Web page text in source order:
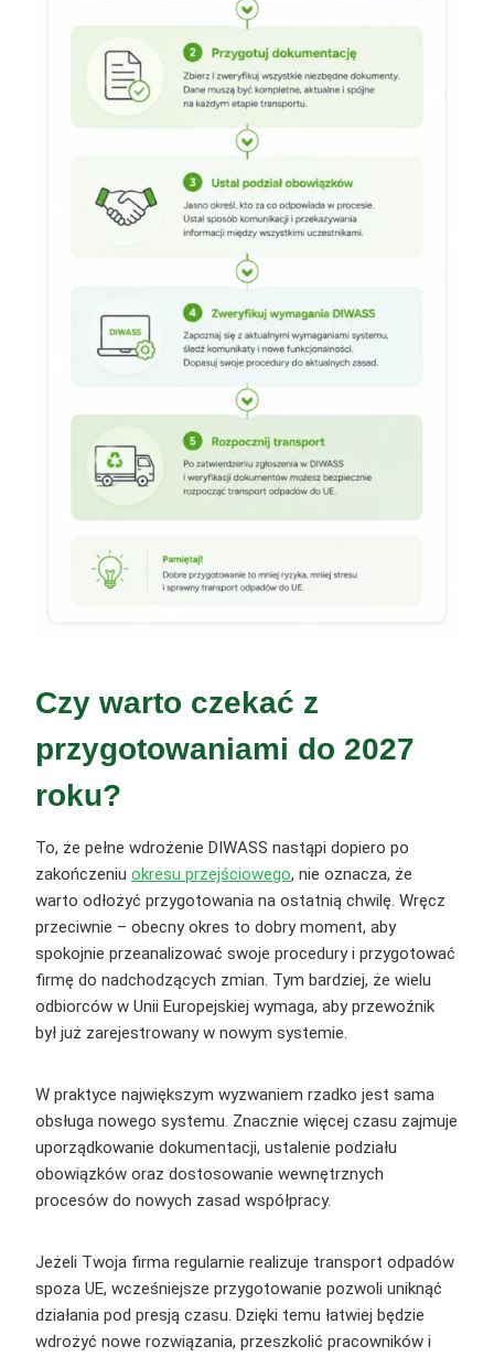
Czy warto czekać z
przygotowaniami do 2027
roku?
To, że pełne wdrożenie DIWASS nastąpi dopiero po
zakończeniu okresu przejściowego, nie oznacza, że
warto odłożyć przygotowania na ostatnią chwilę. Wręcz
przeciwnie – obecny okres to dobry moment, aby
spokojnie przeanalizować swoje procedury i przygotować
firmę do nadchodzących zmian. Tym bardziej, że wielu
odbiorców w Unii Europejskiej wymaga, aby przewoźnik
był już zarejestrowany w nowym systemie.
W praktyce największym wyzwaniem rzadko jest sama
obsługa nowego systemu. Znacznie więcej czasu zajmuje
uporządkowanie dokumentacji, ustalenie podziału
obowiązków oraz dostosowanie wewnętrznych
procesów do nowych zasad współpracy.
Jeżeli Twoja firma regularnie realizuje transport odpadów
spoza UE, wcześniejsze przygotowanie pozwoli uniknąć
działania pod presją czasu. Dzięki temu łatwiej będzie
wdrożyć nowe rozwiązania, przeszkolić pracowników i